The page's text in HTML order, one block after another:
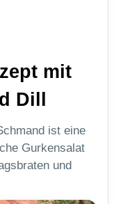
mit
Dill
ist eine
Gurkensalat
und